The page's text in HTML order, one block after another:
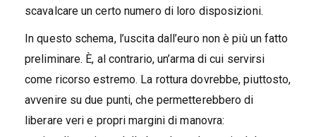
scavalcare un certo numero di loro disposizioni.
In questo schema, l’uscita dall’euro non è più un fatto
preliminare. È, al contrario, un’arma di cui servirsi
come ricorso estremo. La rottura dovrebbe, piuttosto,
avvenire su due punti, che permetterebbero di
liberare veri e propri margini di manovra: